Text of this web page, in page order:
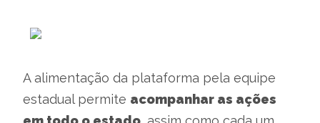
A alimentação da plataforma pela equipe
estadual permite acompanhar as ações